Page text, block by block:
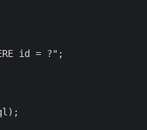
id = ?";